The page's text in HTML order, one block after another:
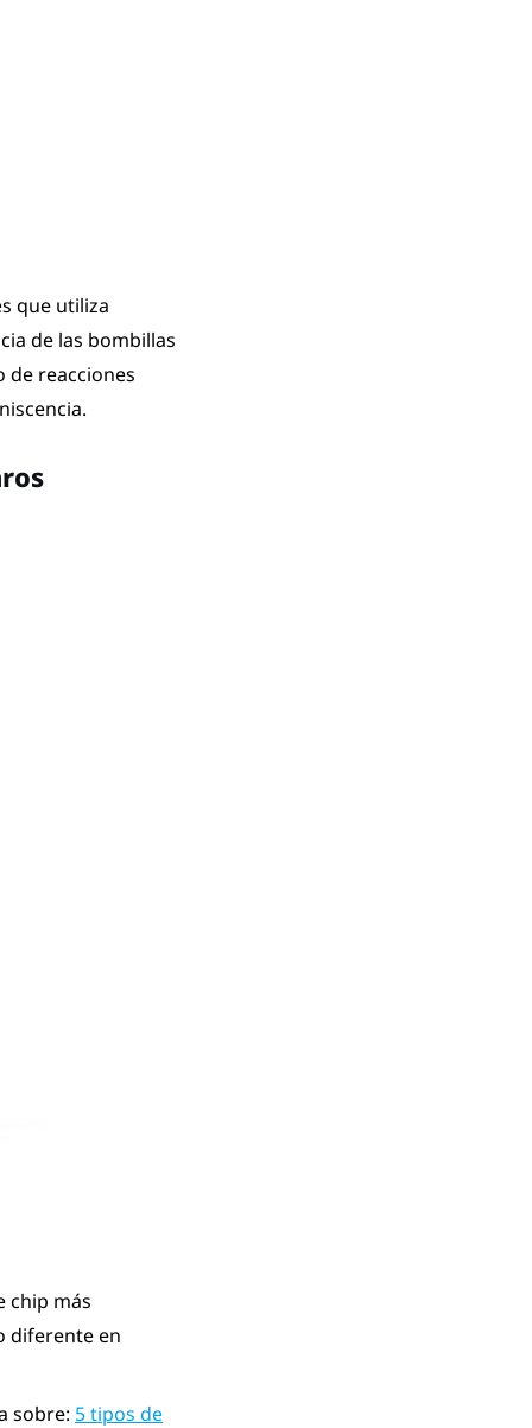
que utiliza
de las bombillas
de reacciones
chip más
diferente en
sobre: 5 tipos de